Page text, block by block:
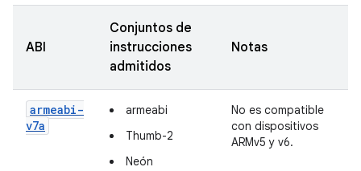
ABI
Conjuntos de
instrucciones
admitidos
Notas
armeabi-
v7a
armeabi
Thumb-2
Neón
No es compatible
con dispositivos
ARMv5 y v6.